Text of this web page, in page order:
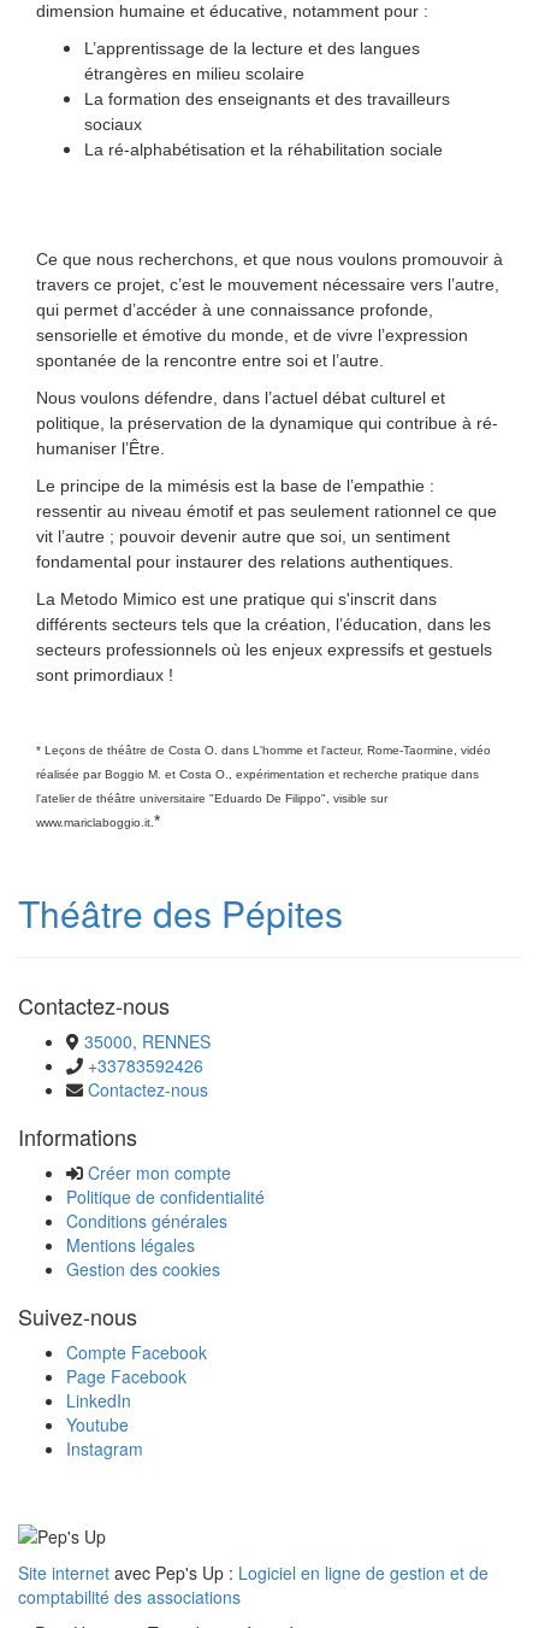
dimension humaine et éducative, notamment pour :
L’apprentissage de la lecture et des langues
étrangères en milieu scolaire
La formation des enseignants et des travailleurs
sociaux
La ré-alphabétisation et la réhabilitation sociale
Ce que nous recherchons, et que nous voulons promouvoir à
travers ce projet, c’est le mouvement nécessaire vers l’autre,
qui permet d’accéder à une connaissance profonde,
sensorielle et émotive du monde, et de vivre l’expression
spontanée de la rencontre entre soi et l’autre.
Nous voulons défendre, dans l’actuel débat culturel et
politique, la préservation de la dynamique qui contribue à ré-
humaniser l’Ȇtre.
Le principe de la mimésis est la base de l’empathie :
ressentir au niveau émotif et pas seulement rationnel ce que
vit l’autre ; pouvoir devenir autre que soi, un sentiment
fondamental pour instaurer des relations authentiques.
La Metodo Mimico est une pratique qui s'inscrit dans
différents secteurs tels que la création, l’éducation, dans les
secteurs professionnels où les enjeux expressifs et gestuels
sont primordiaux !
* Leçons de théâtre de Costa O. dans L'homme et l'acteur, Rome-Taormine, vidéo
réalisée par Boggio M. et Costa O., expérimentation et recherche pratique dans
l'atelier de théâtre universitaire "Eduardo De Filippo", visible sur
www.mariclaboggio.it.*
Théâtre des Pépites
Contactez-nous
35000, RENNES
+33783592426
Contactez-nous
Informations
Créer mon compte
Politique de confidentialité
Conditions générales
Mentions légales
Gestion des cookies
Suivez-nous
Compte Facebook
Page Facebook
LinkedIn
Youtube
Instagram
Site internet avec Pep's Up : Logiciel en ligne de gestion et de
comptabilité des associations